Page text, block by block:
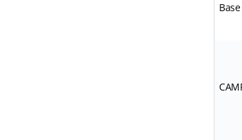
Base